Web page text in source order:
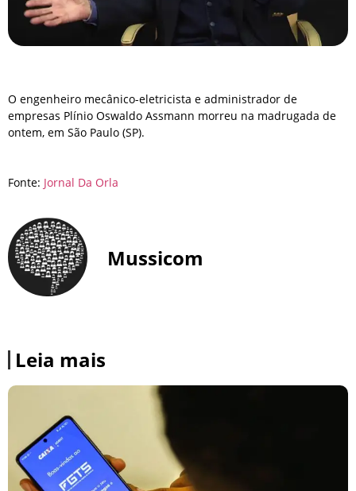
O engenheiro mecânico-eletricista e administrador de
empresas Plínio Oswaldo Assmann morreu na madrugada de
ontem, em São Paulo (SP).
Fonte: Jornal Da Orla
Mussicom
Leia mais